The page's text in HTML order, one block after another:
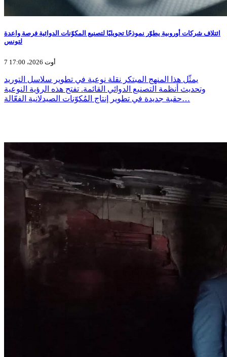
ائتلاف شركات أوروبية يطوّر نموذجًا تحويليًا لتصنيع المكوّنات الدوائية فرصة واعدة
لتونس
7 أوت 2026، 17:00
يمثّل هذا المنهج المبتكر نقلة نوعية في تطوير سلاسل التوريد
وتحديث أنظمة التصنيع الدوائي القائمة. تفتح هذه الرؤية النوعية
حقبة جديدة في تطوير إنتاج المُكوّنات الصيدلانية الفعّالة…